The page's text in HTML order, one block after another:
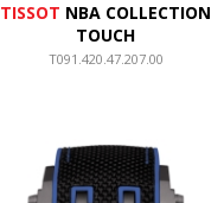
TISSOT NBA COLLECTION
TOUCH
T091.420.47.207.00